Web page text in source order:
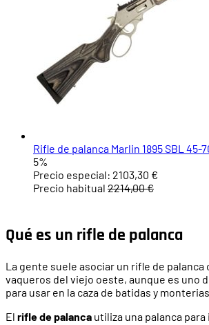
Rifle de palanca Marlin 1895 SBL 45-
5%
Precio especial: 2103,30 €
Precio habitual 2214,00 €
Qué es un rifle de palanca
La gente suele asociar un rifle de palanca
vaqueros del viejo oeste, aunque es uno
para usar en la caza de batidas y monterias.
El rifle de palanca utiliza una palanca